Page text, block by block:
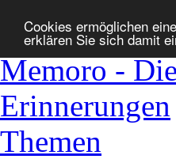
Cookies ermöglichen
erklären Sie sich damit
Memoro -
Erinnerungen
Themen